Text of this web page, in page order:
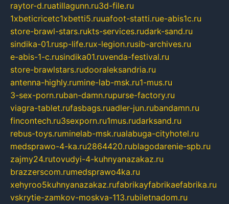
raytor-d.ruatillagunn.ru3d-file.ru
1xbeticricetc1xbetti5.ruuafoot-statti.rue-abis1c.ru
store-brawl-stars.rukts-services.rudark-sand.ru
sindika-01.rusp-life.rux-legion.rusib-archives.ru
e-abis-1-c.rusindika01.ruvenda-festival.ru
store-brawlstars.rudooraleksandria.ru
antenna-highly.rumine-lab-msk.ru1-mus.ru
3-sex-porn.ruban-damn.rupurse-factory.ru
viagra-tablet.rufasbags.ruadler-jun.rubandamn.ru
fincontech.ru3sexporn.ru1mus.rudarksand.ru
rebus-toys.ruminelab-msk.rualabuga-cityhotel.ru
medsprawo-4-ka.ru2864420.rublagodarenie-spb.ru
zajmy24.rutovudyi-4-kuhnyanazakaz.ru
brazzerscom.rumedsprawo4ka.ru
xehyroo5kuhnyanazakaz.rufabrikayfabrikaefabrika.ru
vskrytie-zamkov-moskva-113.rubiletnadom.ru